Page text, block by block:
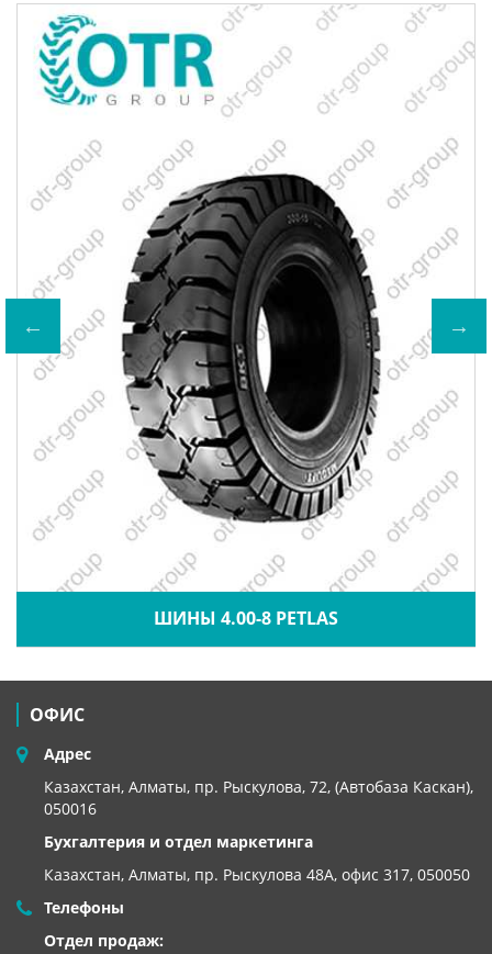
ШИНЫ 4.00-8 PETLAS
ОФИС
Адрес
Казахстан, Алматы, пр. Рыскулова, 72, (Автобаза Каскан),
050016
Бухгалтерия и отдел маркетинга
Казахстан, Алматы, пр. Рыскулова 48А, офис 317, 050050
Телефоны
Отдел продаж: